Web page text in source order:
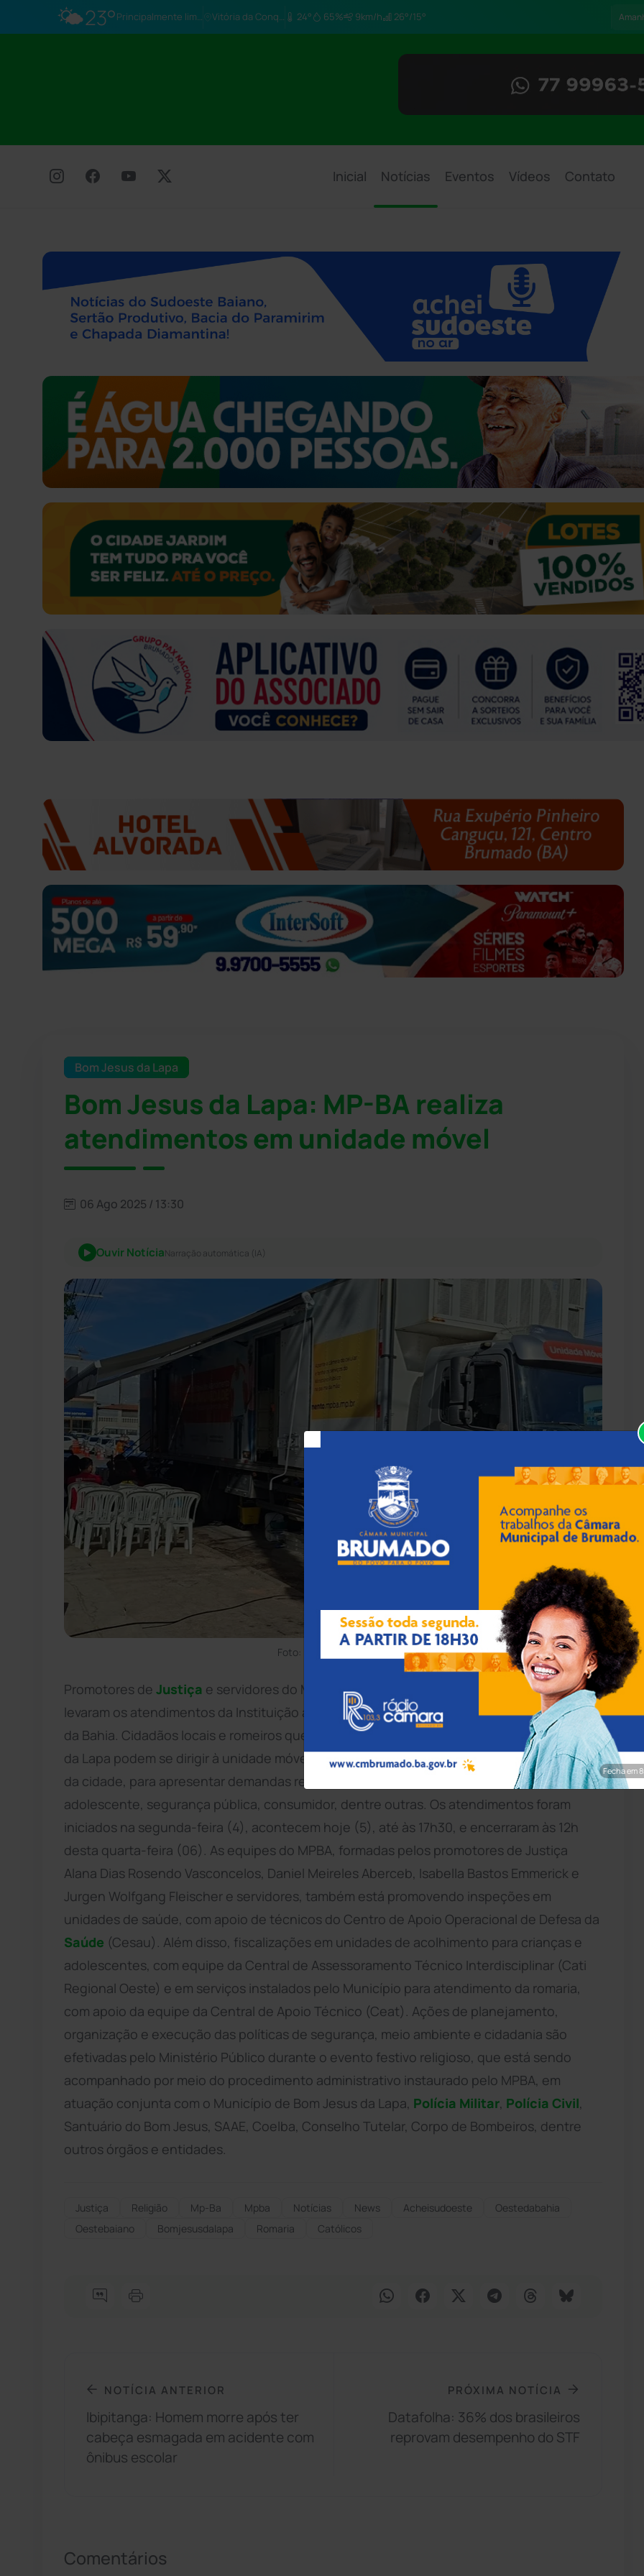
🌤️23° Principalmente limpo Vitória da Conq… 24° 65% 9km/h 26°/15°
Inicial Notícias Eventos Vídeos Contato
Bom Jesus da Lapa
Bom Jesus da Lapa: MP-BA realiza
atendimentos em unidade móvel
06 Ago 2025 / 13:30
Ouvir NotíciaNarração automática (IA)
Foto: Divulgação/MP-BA
Promotores de Justiça e servidores do Ministério Público do Estado da
(MP-BA),
levaram os atendimentos da Instituição às ruas deBom Jesus da Lapa, na região oeste
da Bahia. Cidadãos locais e romeiros que participam da tradicional Romaria de Bom Jesus
da Lapa podem se dirigir à unidade móvel instalada pelo MPBA na Praça da Fé, no centro
da cidade, para apresentar demandas relacionadas às áreas da saúde, criança e
adolescente, segurança pública, consumidor, dentre outras. Os atendimentos foram
iniciados na segunda-feira (4), acontecem hoje (5), até às 17h30, e encerraram às 12h
desta quarta-feira (06). As equipes do MPBA, formadas pelos promotores de Justiça
Alana Dias Rosendo Vasconcelos, Daniel Meireles Aberceb, Isabella Bastos Emmerick e
Jurgen Wolfgang Fleischer e servidores, também está promovendo inspeções em
unidades de saúde, com apoio de técnicos do Centro de Apoio Operacional de Defesa da
Saúde (Cesau). Além disso, fiscalizações em unidades de acolhimento para crianças e
adolescentes, com equipe da Central de Assessoramento Técnico Interdisciplinar (Cati
Regional Oeste) e em serviços instalados pelo Município para atendimento da romaria,
com apoio da equipe da Central de Apoio Técnico (Ceat). Ações de planejamento,
organização e execução das políticas de segurança, meio ambiente e cidadania são
efetivadas pelo Ministério Público durante o evento festivo religioso, que está sendo
acompanhado por meio do procedimento administrativo instaurado pelo MPBA, em
atuação conjunta com o Município de Bom Jesus da Lapa, Polícia Militar, Polícia Civil,
Santuário do Bom Jesus, SAAE, Coelba, Conselho Tutelar, Corpo de Bombeiros, dentre
outros órgãos e entidades.
Justiça Religião Mp-Ba Mpba Notícias News Acheisudoeste
Oestedabahia
Oestebaiano
Bomjesusdalapa Romaria Católicos
NOTÍCIA ANTERIOR
Ibipitanga: Homem morre após ter
cabeça esmagada em acidente com
ônibus escolar
PRÓXIMA NOTÍCIA
Datafolha: 36% dos brasileiros
reprovam desempenho do STF
Comentários
Fecha em